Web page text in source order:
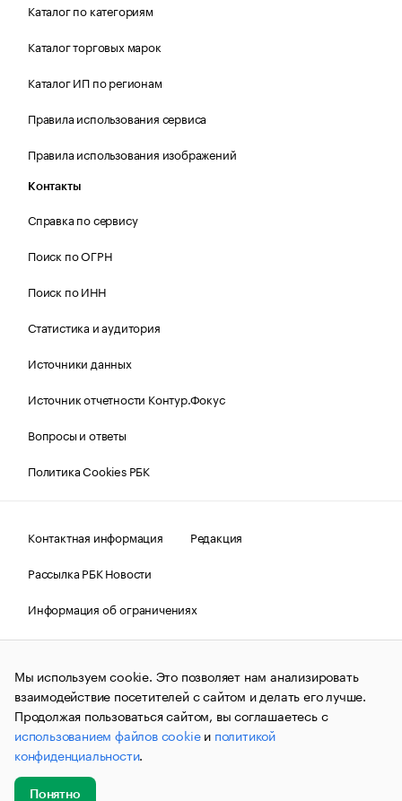
Каталог по категориям
Каталог торговых марок
Каталог ИП по регионам
Правила использования сервиса
Правила использования изображений
Контакты
Справка по сервису
Поиск по ОГРН
Поиск по ИНН
Статистика и аудитория
Источники данных
Источник отчетности Контур.Фокус
Вопросы и ответы
Политика Cookies РБК
Контактная информация
Редакция
Рассылка РБК Новости
Информация об ограничениях
Правовая информация
О соблюдении авторских прав
© АО «РОСБИЗНЕСКОНСАЛТИНГ»,1995–2026.Сообщения
и материалы информационного агентства «РБК»
(зарегистрировано Федеральной службой по надзору в сфере
связи, информационных технологий и массовых
коммуникаций (Роскомнадзор) 09.12.2015 за номером ИА
№ФС77-63848) сопровождаются пометкой «РБК». Отдельные
публикации могут содержать информацию,
не предназначенную для пользователей
до 18 лет.
Мы используем cookie. Это позволяет нам анализировать
взаимодействие посетителей с сайтом и делать его лучше.
Продолжая пользоваться сайтом, вы соглашаетесь с
использованием файлов cookieи политикой
конфиденциальности.
Понятно